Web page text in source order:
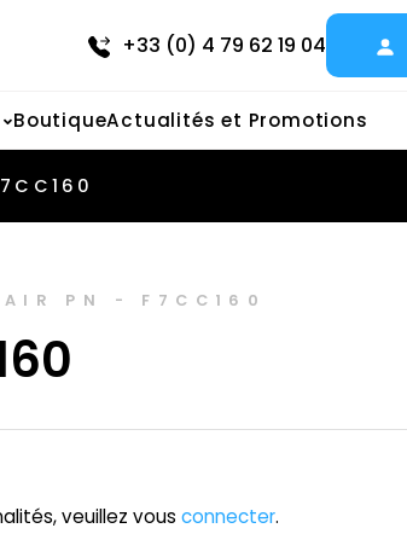
+33 (0) 4 79 62 19 04
BoutiqueActualités et Promotions
AIR PN - F7CC160
veuillez vous connecter.